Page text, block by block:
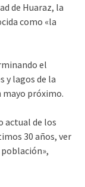
de Huaraz, la
como «la
el
y lagos de la
mayo próximo.
actual de los
30 años, ver